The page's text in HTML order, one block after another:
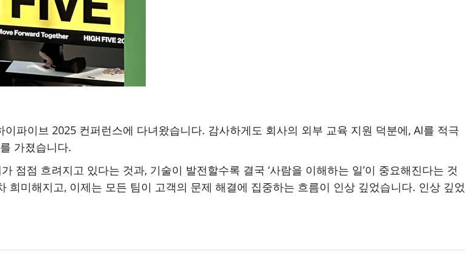
파이브 2025 컨퍼런스에 다녀왔습니다. 감사하게도 회사의 외부 교육 지원 덕분에, AI를 적극
가졌습니다.
점점 흐려지고 있다는 것과, 기술이 발전할수록 결국 ‘사람을 이해하는 일’이 중요해진다는 것
미해지고, 이제는 모든 팀이 고객의 문제 해결에 집중하는 흐름이 인상 깊었습니다. 인상 깊었